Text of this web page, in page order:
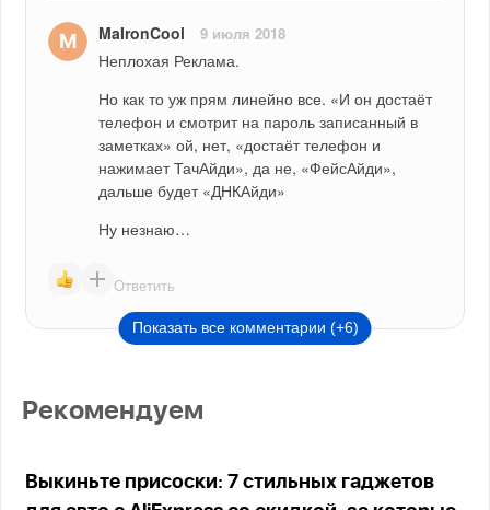
MaIronCool 9 июля 2018
Неплохая Реклама.
Но как то уж прям линейно все. «И он достаёт
телефон и смотрит на пароль записанный в
заметках» ой, нет, «достаёт телефон и
нажимает ТачАйди», да не, «ФейсАйди»,
дальше будет «ДНКАйди»
Ну незнаю…
Ответить
Показать все комментарии (+6)
Рекомендуем
Выкиньте присоски: 7 стильных гаджетов